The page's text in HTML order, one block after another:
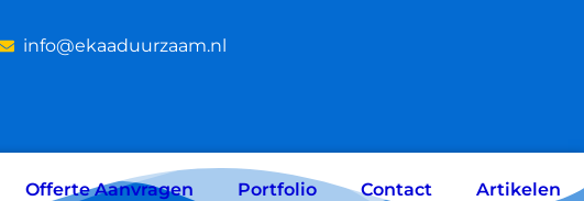
info@ekaaduurzaam.nl
Offerte Aanvragen Portfolio Contact Artikelen